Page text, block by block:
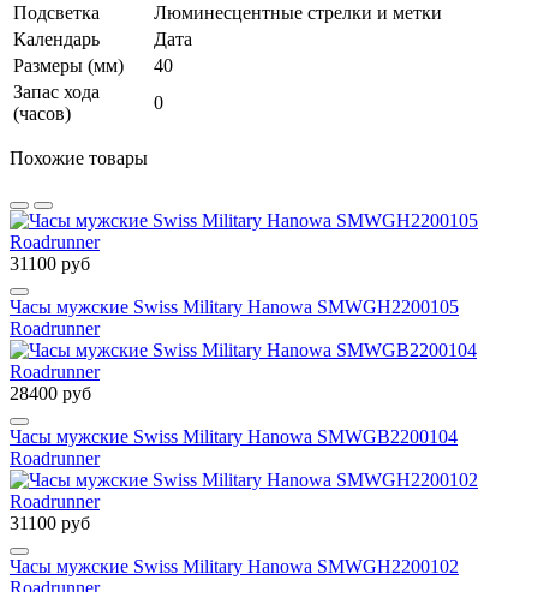
Подсветка
Люминесцентные стрелки и метки
Календарь
Дата
Размеры (мм)
40
Запас хода
(часов)
0
Похожие товары
31100 руб
Часы мужские Swiss Military Hanowa SMWGH2200105
Roadrunner
28400 руб
Часы мужские Swiss Military Hanowa SMWGB2200104
Roadrunner
31100 руб
Часы мужские Swiss Military Hanowa SMWGH2200102
Roadrunner